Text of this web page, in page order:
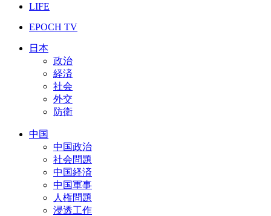
LIFE
EPOCH TV
日本
政治
経済
社会
外交
防衛
中国
中国政治
社会問題
中国経済
中国軍事
人権問題
浸透工作